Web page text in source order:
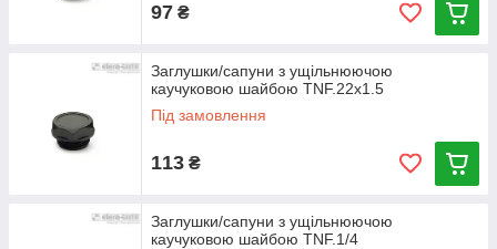
97 ₴
Заглушки/сапуни з ущільнюючою
каучуковою шайбою TNF.22x1.5
Під замовлення
113 ₴
Заглушки/сапуни з ущільнюючою
каучуковою шайбою TNF.1/4